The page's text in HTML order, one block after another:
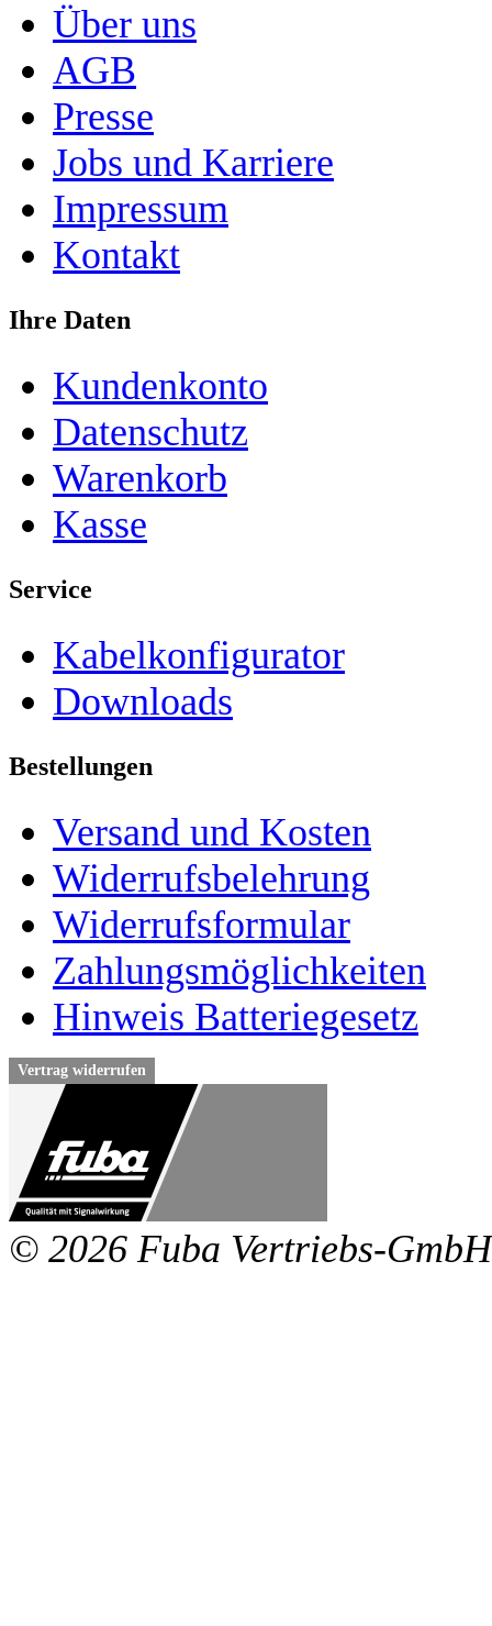
Über uns
AGB
Presse
Jobs und Karriere
Impressum
Kontakt
Ihre Daten
Kundenkonto
Datenschutz
Warenkorb
Kasse
Service
Kabelkonfigurator
Downloads
Bestellungen
Versand und Kosten
Widerrufsbelehrung
Widerrufsformular
Zahlungsmöglichkeiten
Hinweis Batteriegesetz
Vertrag widerrufen
© 2026 Fuba Vertriebs-GmbH